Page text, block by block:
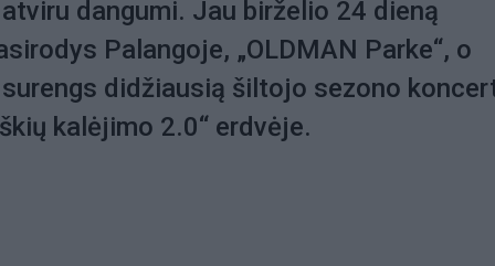
dangumi. Jau birželio 24 dieną
Palangoje, „OLDMAN Parke“, o
didžiausią šiltojo sezono
kalėjimo 2.0“ erdvėje.